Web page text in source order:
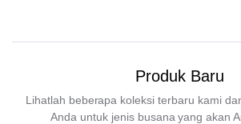
Produk Baru
Lihatlah beberapa koleksi terbaru kami
Anda untuk jenis busana yang akan